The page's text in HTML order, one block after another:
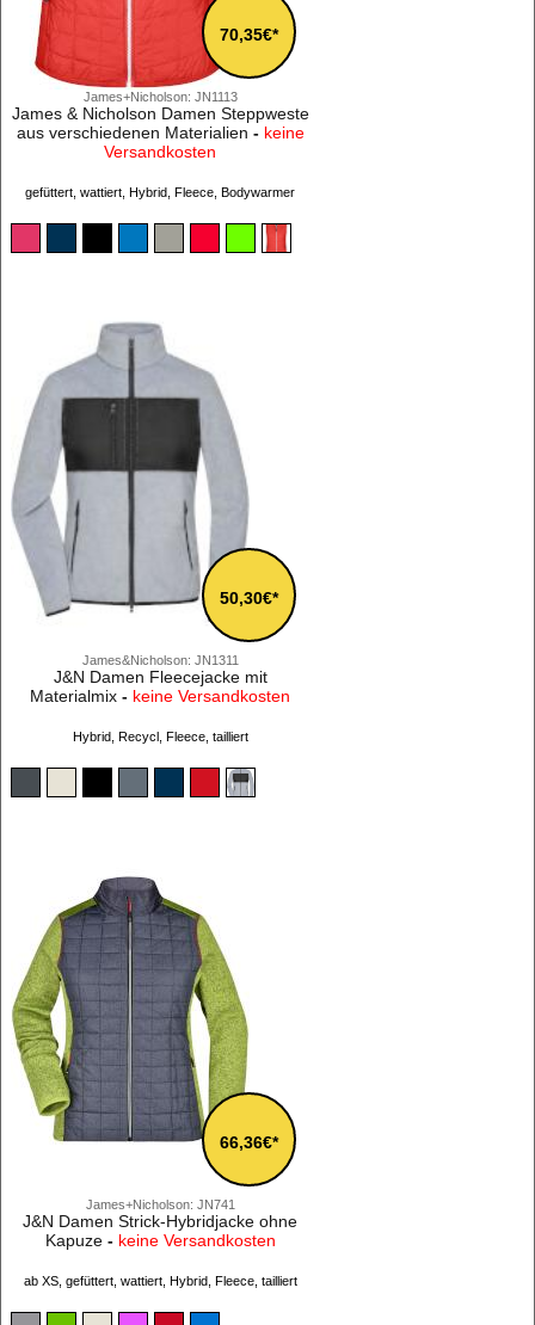
James+Nicholson: JN1113
70,35€*
James & Nicholson Damen Steppweste
aus verschiedenen Materialien - keine
Versandkosten
gefüttert, wattiert, Hybrid, Fleece, Bodywarmer
James&Nicholson: JN1311
50,30€*
J&N Damen Fleecejacke mit
Materialmix - keine Versandkosten
Hybrid, Recycl, Fleece, tailliert
James+Nicholson: JN741
66,36€*
J&N Damen Strick-Hybridjacke ohne
Kapuze- keine Versandkosten
ab XS, gefüttert, wattiert, Hybrid, Fleece, tailliert